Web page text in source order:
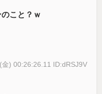
こと？ｗ
) 00:26:26.11 ID:dRSJ9V